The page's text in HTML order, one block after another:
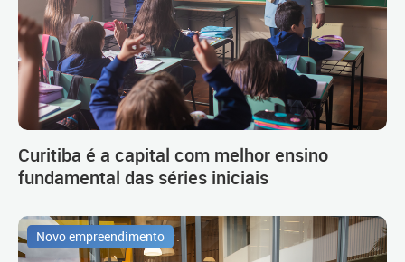
Curitiba é a capital com melhor ensino
fundamental das séries iniciais
Novo empreendimento